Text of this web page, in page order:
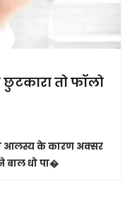
तो फॉलो
आलस्य के कारण अक्सर
बाल धो पा�